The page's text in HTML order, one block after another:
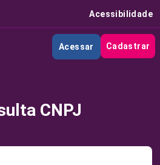
Acessibilidade
Acessar Cadastrar
CNPJ